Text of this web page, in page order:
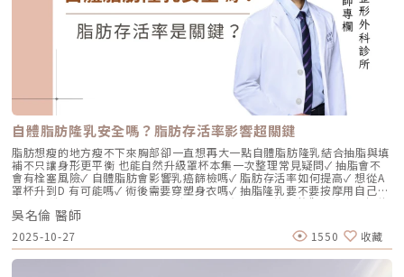
充型」，主要目的是增加體積（Volumizing），如果過度施打，容易造成
面部僵硬或「醫美臉」。而 Profhilo 逆時針的誕生，是為了從細胞底層進
行「修復與重塑」，讓皮膚自己找回年輕時的彈性。二、 Profhilo 逆時針
的科學核心：NAHYCO™ 專利技術Profhilo逆時針來自瑞士著名的 IBSA 製
藥集團。身為專業醫師，我非常看重產品的「純淨度」與「穩定性」。
Profhilo 之所以能在國際醫美界佔有一席之地，在於其革命性的
NAHYCO™ 專利熱融合技術。1. 醫學界的「純淨」突破：無化學交聯劑一
般玻尿酸為了維持在體內的時間，必須添加化學交聯劑（如 BDDE）。雖然
這在合法範圍內是安全的，但對於過敏體質或追求極致天然的客戶來說，仍
存在延遲性發炎的風險。Profhilo逆時針 透過精確的加熱與降溫製程，讓
高分子與低分子玻尿酸產生自然的氫鍵鍵結，完全不含 BDDE。這意味著它
具備極高的「生物相容性」，注射後能與人體組織完美融合。2. 高低分子玻
尿酸的「黃金比例」Profhilo 含有目前市面上極高濃度的玻尿酸
（64mg/2ml），它結合了： 高分子量玻尿酸（H-HA）：提供穩定的物理
支撐與深層鎖水，改善鬆弛。 低分子量玻尿酸（L-HA）：作為傳遞信號的
分子，直接活化真皮層內的纖維母細胞，誘導膠原蛋白與彈力蛋白新生。這
種「1+1 > 2」的協同作用，讓 Profhilo 在進入皮膚後，能像液態電波一
樣迅速擴散，全面性地改善膚質。三、 3 種細胞與 5 種蛋白：解開「液態
電波」的逆齡關鍵在辰美學的診間，我常跟客戶解釋，Profhilo 就像是為
肌膚施加了一種「啟動指令」。它不僅僅是補水，而是啟動了「3+5 逆齡機
制」： 活化 3 種關鍵細胞： 纖維母細胞：這是皮膚的「膠原工廠」。 角質
自體脂肪隆乳安全嗎？脂肪存活率影響超關鍵
脂肪想瘦的地方瘦不下來胸部卻一直想再大一點自體脂肪隆乳結合抽脂與填
補不只讓身形更平衡 也能自然升級罩杯本集一次整理常見疑問✓ 抽脂會不
會有栓塞風險✓ 自體脂肪會影響乳癌篩檢嗎✓ 脂肪存活率如何提高✓ 想從A
罩杯升到D 有可能嗎✓ 術後需要穿塑身衣嗎✓ 抽脂隆乳要不要按摩用自己的
脂肪 打造柔軟真實的胸型適合誰 怎麼做 最有效將給妳完整觀念與安心評估
依據重點摘要：0:00 #她說他說0:40 #自體脂肪隆乳v.s.#假體隆乳 想要哪
一樣？1:02 關於手術安全性 #自體隆乳2:12 不同的抽脂方式 #脂肪存活率
會一樣嗎？3:16 關於抽脂安全 #脂肪栓塞問題 ？4:09 關於手術安全性 #矽
膠隆乳相關影片：• 罩杯升級前必看，自體脂肪豐胸解析！ EP20• 男生
女乳好尷尬，胸部困擾的隱藏原因你有嗎？ EP24• 抽就對了？抽脂局部雕
吳名倫 醫師
2025-10-27 1550 收藏